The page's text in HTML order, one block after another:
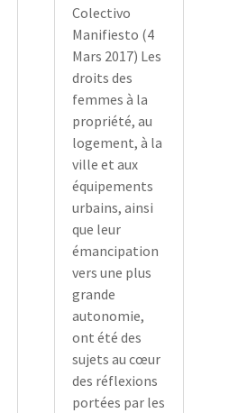
Colectivo
Manifiesto (4
Mars 2017) Les
droits des
femmes à la
propriété, au
logement, à la
ville et aux
équipements
urbains, ainsi
que leur
émancipation
vers une plus
grande
autonomie,
ont été des
sujets au cœur
des réflexions
portées par les